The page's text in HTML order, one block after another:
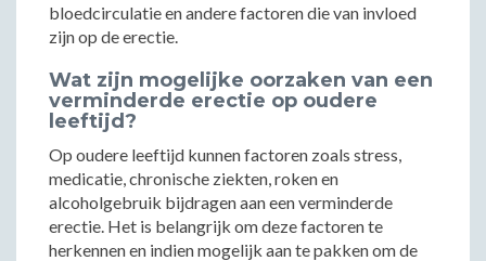
bloedcirculatie en andere factoren die van invloed
zijn op de erectie.
Wat zijn mogelijke oorzaken van een
verminderde erectie op oudere
leeftijd?
Op oudere leeftijd kunnen factoren zoals stress,
medicatie, chronische ziekten, roken en
alcoholgebruik bijdragen aan een verminderde
erectie. Het is belangrijk om deze factoren te
herkennen en indien mogelijk aan te pakken om de